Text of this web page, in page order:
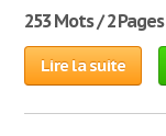
253 Mots / 2 Pages
Lire la suite